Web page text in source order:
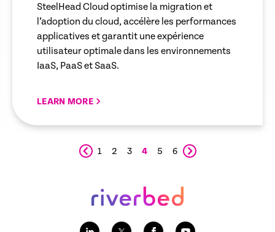
SteelHead Cloud optimise la migration et
l’adoption du cloud, accélère les performances
applicatives et garantit une expérience
utilisateur optimale dans les environnements
IaaS, PaaS et SaaS.
LEARN MORE
1 2 3 4 5 6